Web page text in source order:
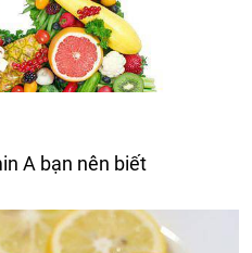
A bạn nên biết